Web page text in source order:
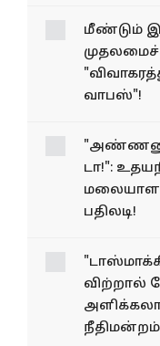
மீண்டும்
டா!":
மலையாள
விற்றால்